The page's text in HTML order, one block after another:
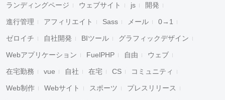
ランディングページ ウェブサイト js 開発
進行管理 アフィリエイト Sass メール 0→1
ゼロイチ 自社開発 BIツール グラフィックデザイン
Webアプリケーション FuelPHP 自由 ウェブ
在宅勤務 vue 自社 在宅 CS コミュニティ
Web制作 Webサイト スポーツ プレスリリース